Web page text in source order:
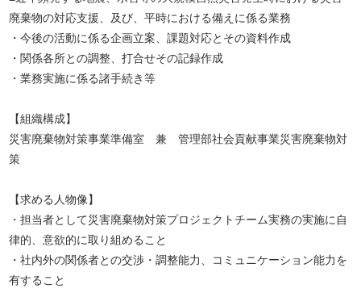
廃棄物の対応支援、及び、平時における備えに係る業務
・今後の活動に係る企画立案、課題対応とその資料作成
・関係各所との調整、打合せその記録作成
・業務実施に係る諸手続き等
【組織構成】
災害廃棄物対策事業準備室 兼 管理部社会貢献事業災害廃棄物対
策
【求める人物像】
・担当者として災害廃棄物対策プロジェクトチーム実務の実施に自
律的、意欲的に取り組めること
・社内外の関係者との交渉・調整能力、コミュニケーション能力を
有すること